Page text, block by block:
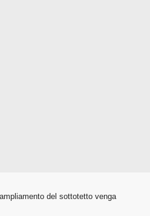
del sottotetto venga